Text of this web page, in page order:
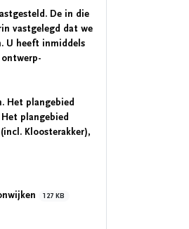
De in die
vastgelegd dat we
U heeft inmiddels
Het plangebied
plangebied
Kloosterakker),
127 KB